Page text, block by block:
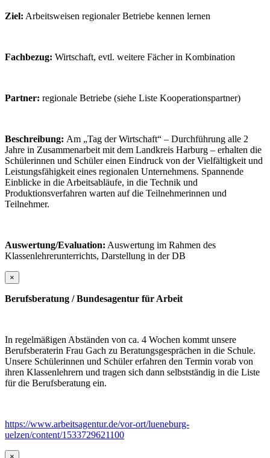
Ziel: Arbeitsweisen regionaler Betriebe kennen lernen
Fachbezug: Wirtschaft, evtl. weitere Fächer in Kombination
Partner: regionale Betriebe (siehe Liste Kooperationspartner)
Beschreibung: Am „Tag der Wirtschaft“ – Durchführung alle 2
Jahre in Zusammenarbeit mit dem Landkreis Harburg – erhalten die
Schülerinnen und Schüler einen Eindruck von der Vielfältigkeit und
Leistungsfähigkeit eines regionalen Unternehmens. Spannende
Einblicke in die Arbeitsabläufe, in die Technik und
Produktionsverfahren warten auf die Teilnehmerinnen und
Teilnehmer.
Auswertung/Evaluation: Auswertung im Rahmen des
Klassenlehrerunterrichts, Darstellung in der DB
×
Berufsberatung / Bundesagentur für Arbeit
In regelmäßigen Abständen von ca. 4 Wochen kommt unsere
Berufsberaterin Frau Gach zu Beratungsgesprächen in die Schule.
Unsere Schülerinnen und Schüler erfahren den Termin vorab von
ihren Klassenlehrern und tragen sich dann selbstständig in die Liste
für die Berufsberatung ein.
https://www.arbeitsagentur.de/vor-ort/lueneburg-
uelzen/content/1533729621100